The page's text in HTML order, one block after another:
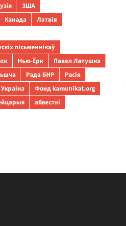
ЗША
Канада
Латвія
пісьменнікаў
Нью-Ёрк
Павел Латушка
Рада БНР
Расія
Украіна
Фонд kamunikat.org
абвесткі